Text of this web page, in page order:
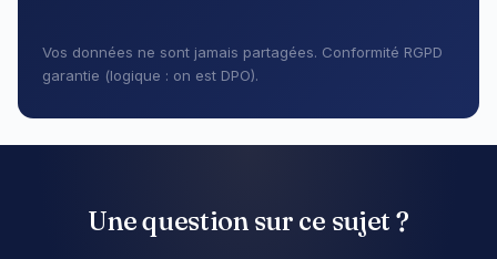
Vos données ne sont jamais partagées. Conformité RGPD
garantie (logique : on est DPO).
Une question sur ce sujet ?